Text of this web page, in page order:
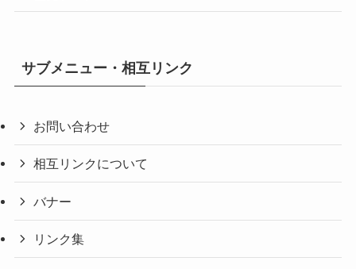
サブメニュー・相互リンク
お問い合わせ
相互リンクについて
バナー
リンク集